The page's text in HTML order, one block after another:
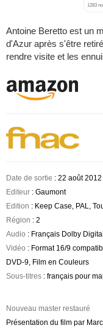
1283
Antoine Beretto est un
d'Azur après s'être
rendre visite et les
Date de sortie : 22 août 2012
Editeur : Gaumont
Edition : Keep Case, PAL,
Région : 2
Audio : Français Dolby
Vidéo : Format 16/9
DVD-9, Film en Couleurs
Sous-titres : français pour
Nouveau master restauré
Présentation du film par